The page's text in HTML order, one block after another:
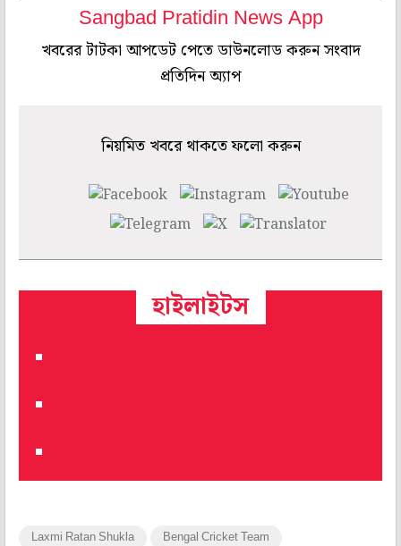
Sangbad Pratidin News App
খবরের টাটকা আপডেট পেতে ডাউনলোড করুন সংবাদ
প্রতিদিন অ্যাপ
নিয়মিত খবরে থাকতে ফলো করুন
হাইলাইটস
Laxmi Ratan Shukla Bengal Cricket Team